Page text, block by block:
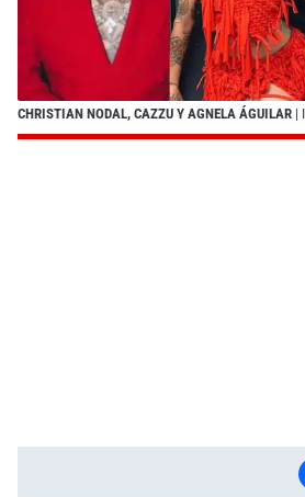
CHRISTIAN NODAL, CAZZU Y AGNELA ÁGUILAR |